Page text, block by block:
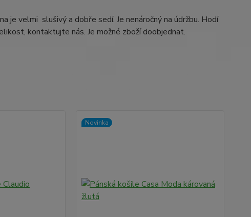
je velmi slušivý a dobře sedí. Je nenáročný na údržbu. Hodí
kontaktujte nás. Je možné zboží doobjednat.
Novinka